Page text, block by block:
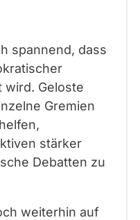
spannend, dass
wird. Geloste
Gremien
stärker
Debatten zu
weiterhin auf